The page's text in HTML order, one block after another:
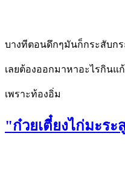
บางทีตอนดึกๆมันก็กระสับก
เลยต้องออกมาหาอะไรกินแ
เพราะท้องอิ่ม
"ก๋วยเตี๋ยงไก่มะร